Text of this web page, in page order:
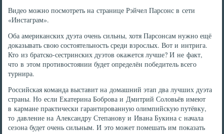
Видео можно посмотреть на странице Рэйчел Парсонс в сети
«Инстаграм».
Оба американских дуэта очень сильны, хотя Парсонсам нужно ещё
доказывать свою состоятельность среди взрослых. Вот и интрига.
Кто из братско-сестринских дуэтов окажется лучше? И не факт,
что в этом противостоянии будет определён победитель всего
турнира.
Российская команда выставит на домашний этап два лучших дуэта
страны. Но если Екатерина Боброва и Дмитрий Соловьёв имеют
в кармане практически гарантированную олимпийскую путёвку,
то давление на Александру Степанову и Ивана Букина с начала
сезона будет очень сильным. И это может помешать им показать